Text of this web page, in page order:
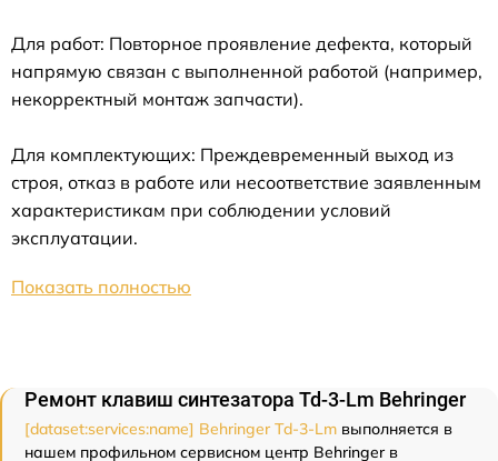
Для работ: Повторное проявление дефекта, который
напрямую связан с выполненной работой (например,
некорректный монтаж запчасти).
Для комплектующих: Преждевременный выход из
строя, отказ в работе или несоответствие заявленным
характеристикам при соблюдении условий
эксплуатации.
Показать полностью
Ремонт клавиш синтезатора Td-3-Lm Behringer
[dataset:services:name] Behringer Td-3-Lm выполняется в
нашем профильном сервисном центр Behringer в